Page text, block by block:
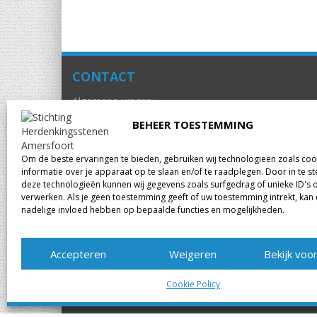
BEHEER TOESTEMMING
Om de beste ervaringen te bieden, gebruiken wij technologieën zoals
informatie over je apparaat op te slaan en/of te raadplegen. Door in te
deze technologieën kunnen wij gegevens zoals surfgedrag of unieke ID's
verwerken. Als je geen toestemming geeft of uw toestemming intrekt, kan
nadelige invloed hebben op bepaalde functies en mogelijkheden.
Accepteren Weigeren Bekijk
Cookie Policy
CONTACT
Algemene vragen:
info@herdenkingsstenenamersfoort.nl